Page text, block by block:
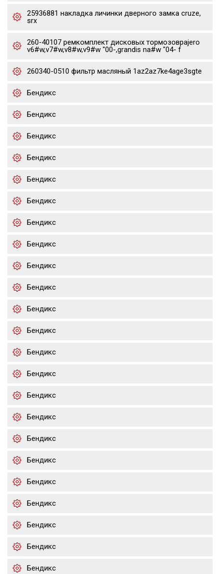
25936881 накладка личинки дверного замка cruze,
srx
260-40107 ремкомплект дисковых тормозовpajero
v6#w,v7#w,v8#w,v9#w "00-,grandis na#w "04- f
260340-0510 фильтр масляный 1az2az7ke4age3sgte
Бендикс
Бендикс
Бендикс
Бендикс
Бендикс
Бендикс
Бендикс
Бендикс
Бендикс
Бендикс
Бендикс
Бендикс
Бендикс
Бендикс
Бендикс
Бендикс
Бендикс
Бендикс
Бендикс
Бендикс
Бендикс
Бендикс
Бендикс